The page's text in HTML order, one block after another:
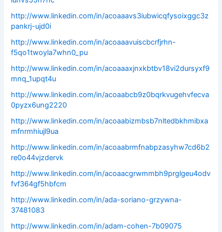
http://www.linkedin.com/in/acoaaavs3iubwicqfysoixggc3z
pankrj-ujd0i
http://www.linkedin.com/in/acoaaavuiscbcrfjrhn-
f5qo1twoyla7whn0_pu
http://www.linkedin.com/in/acoaaaxjnxkbtbv18vi2dursyxf9
mnq_1upqt4u
http://www.linkedin.com/in/acoaabcb9z0bqrkvugehvfecva
0pyzx6ung2220
http://www.linkedin.com/in/acoaabizmbsb7nltedbkhmibxa
mfnrmhiujl9ua
http://www.linkedin.com/in/acoaabrmfnabpzasyhw7cd6b2
re0o44vjzdervk
http://www.linkedin.com/in/acoaacgrwmmbh9prglgeu4odv
fvf364gf5hbfcm
http://www.linkedin.com/in/ada-soriano-grzywna-
37481083
http://www.linkedin.com/in/adam-cohen-7b09075